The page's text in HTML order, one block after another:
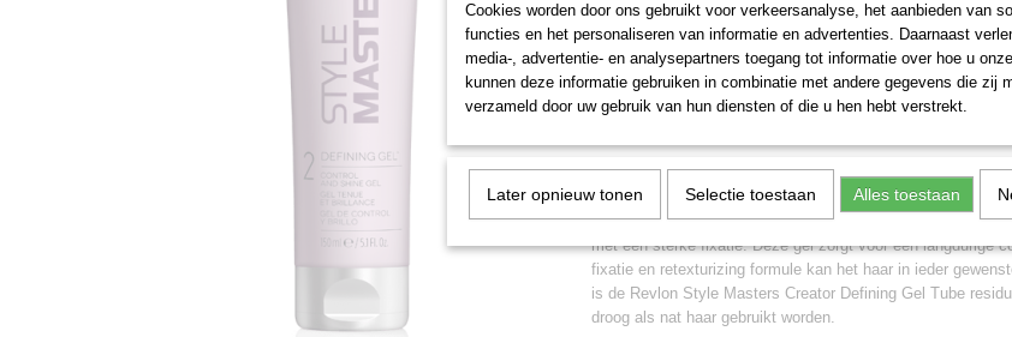
IN WINKELWAGEN
Revlon Style Masters Creator Defining Gel Tube is een gel
met een sterke fixatie. Deze gel zorgt voor een langdurige
fixatie en retexturizing formule kan het haar in ieder
is de Revlon Style Masters Creator Defining Gel Tube
droog als nat haar gebruikt worden.
Cookies worden door ons gebruikt voor verkeersanalyse, het aanbieden van
functies en het personaliseren van informatie en advertenties. Daarnaast
media-, advertentie- en analysepartners toegang tot informatie over hoe u
kunnen deze informatie gebruiken in combinatie met andere gegevens die zij
verzameld door uw gebruik van hun diensten of die u hen hebt verstrekt.
Later opnieuw tonen Selectie toestaan Alles toestaan